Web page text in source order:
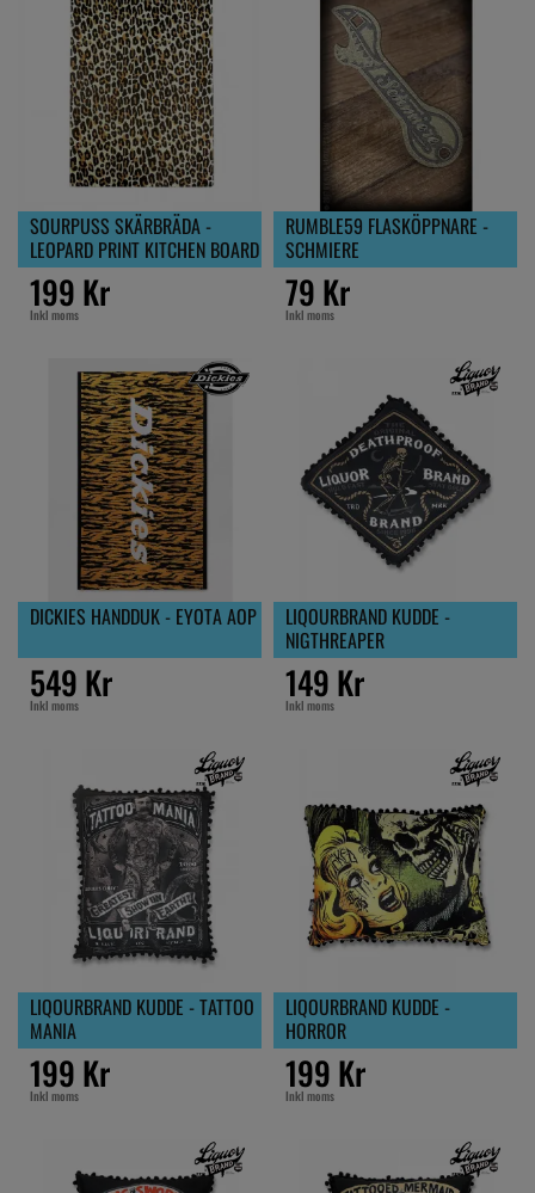
SOURPUSS SKÄRBRÄDA -
LEOPARD PRINT KITCHEN BOARD
199 Kr
Inkl moms
RUMBLE59 FLASKÖPPNARE -
SCHMIERE
79 Kr
Inkl moms
DICKIES HANDDUK - EYOTA AOP
549 Kr
Inkl moms
LIQOURBRAND KUDDE -
NIGTHREAPER
149 Kr
Inkl moms
LIQOURBRAND KUDDE - TATTOO
MANIA
199 Kr
Inkl moms
LIQOURBRAND KUDDE -
HORROR
199 Kr
Inkl moms